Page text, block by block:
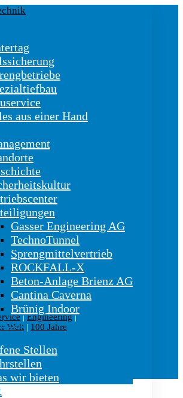
aus einer Hand
Gasser Engineering AG
TechnoTunnel
Sprengmittelvertrieb
ROCKFALL-X
Beton-Anlage Brienz AG
Cantina Caverna
Brünig Indoor
Stellen
wir bieten
MC
Felssicherung|Sprengbetriebe
|Engineering|
Welt | 100 Jahre